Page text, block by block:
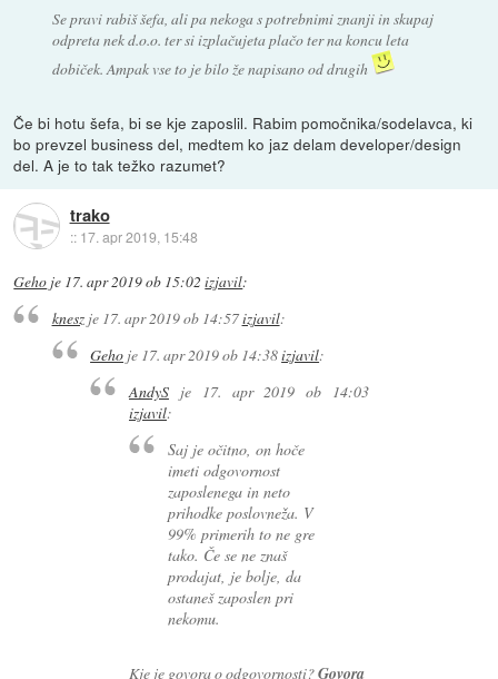
Se pravi rabiš šefa, ali pa nekoga s potrebnimi znanji in skupaj
odpreta nek d.o.o. ter si izplačujeta plačo ter na koncu leta
dobiček. Ampak vse to je bilo že napisano od drugih
Če bi hotu šefa, bi se kje zaposlil. Rabim pomočnika/sodelavca, ki
bo prevzel business del, medtem ko jaz delam developer/design
del. A je to tak težko razumet?
trako
:: 17. apr 2019, 15:48
Geho je 17. apr 2019 ob 15:02 izjavil:
kneszje 17. apr 2019 ob 14:57izjavil:
Geho je 17. apr 2019 ob 14:38izjavil:
AndySje 17. apr 2019 ob 14:03
izjavil:
Saj je očitno, on hoče
imeti odgovornost
zaposlenega in neto
prihodke poslovneža. V
99% primerih to ne gre
tako. Če se ne znaš
prodajat, je bolje, da
ostaneš zaposlen pri
nekomu.
Kje je govora o odgovornosti?Govora